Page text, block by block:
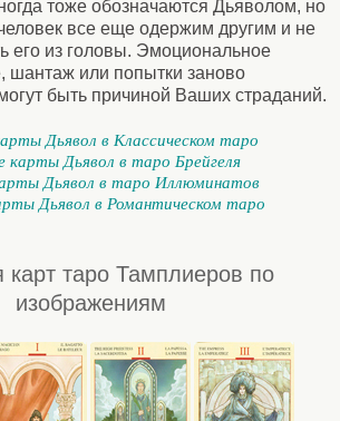
тоже обозначаются Дьяволом, но
все еще одержим другим и не
его из головы. Эмоциональное
шантаж или попытки заново
быть причиной Ваших страданий.
Дьявол в Классическом таро
карты Дьявол в таро Брейгеля
Дьявол в таро Иллюминатов
Дьявол в Романтическом таро
карт таро Тамплиеров по
изображениям